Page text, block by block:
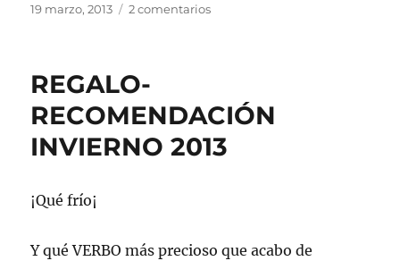
Publicado
19 marzo, 2013 2 comentariosen
REGALO-
RECOMENDACIÓN
INVIERNO 2013
¡Qué frío¡
Y qué VERBO más precioso que acabo de